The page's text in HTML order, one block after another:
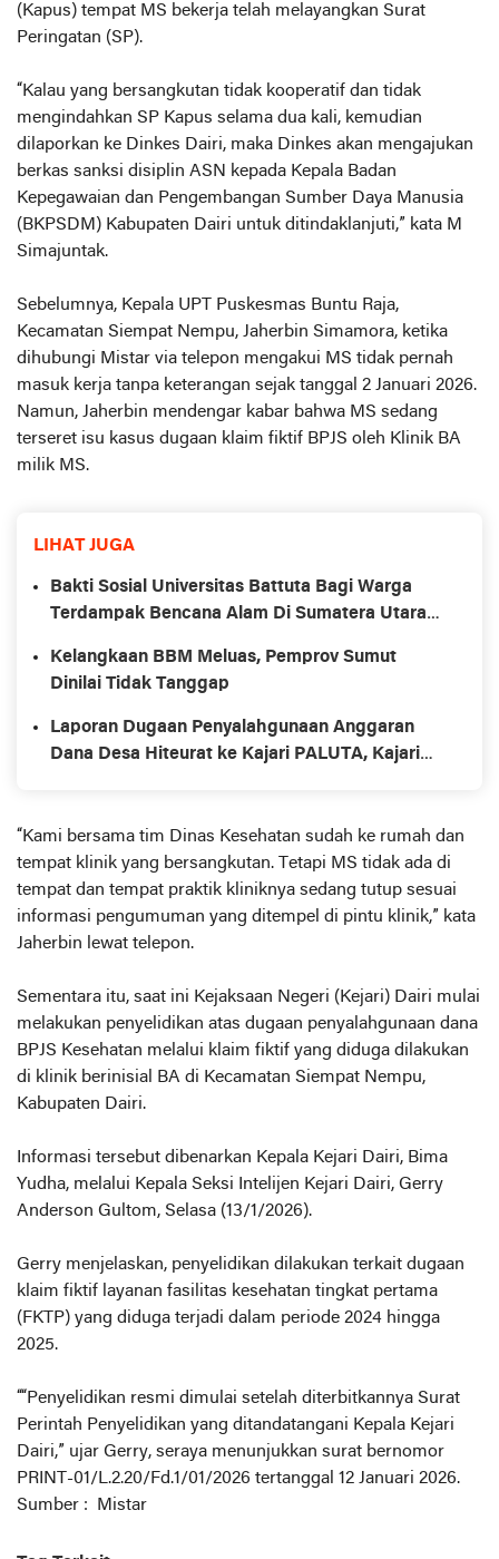
(Kapus) tempat MS bekerja telah melayangkan Surat
Peringatan (SP).
“Kalau yang bersangkutan tidak kooperatif dan tidak
mengindahkan SP Kapus selama dua kali, kemudian
dilaporkan ke Dinkes Dairi, maka Dinkes akan mengajukan
berkas sanksi disiplin ASN kepada Kepala Badan
Kepegawaian dan Pengembangan Sumber Daya Manusia
(BKPSDM) Kabupaten Dairi untuk ditindaklanjuti,” kata M
Simajuntak.
Sebelumnya, Kepala UPT Puskesmas Buntu Raja,
Kecamatan Siempat Nempu, Jaherbin Simamora, ketika
dihubungi Mistar via telepon mengakui MS tidak pernah
masuk kerja tanpa keterangan sejak tanggal 2 Januari 2026.
Namun, Jaherbin mendengar kabar bahwa MS sedang
terseret isu kasus dugaan klaim fiktif BPJS oleh Klinik BA
milik MS.
LIHAT JUGA
Bakti Sosial Universitas Battuta Bagi Warga
Terdampak Bencana Alam Di Sumatera Utara
Kelangkaan BBM Meluas, Pemprov Sumut
Dinilai Tidak Tanggap
Laporan Dugaan Penyalahgunaan Anggaran
Dana Desa Hiteurat ke Kajari PALUTA, Kajari
“Kami bersama tim Dinas Kesehatan sudah ke rumah dan
tempat klinik yang bersangkutan. Tetapi MS tidak ada di
tempat dan tempat praktik kliniknya sedang tutup sesuai
informasi pengumuman yang ditempel di pintu klinik,” kata
Jaherbin lewat telepon.
Sementara itu, saat ini Kejaksaan Negeri (Kejari) Dairi mulai
melakukan penyelidikan atas dugaan penyalahgunaan dana
BPJS Kesehatan melalui klaim fiktif yang diduga dilakukan
di klinik berinisial BA di Kecamatan Siempat Nempu,
Kabupaten Dairi.
Informasi tersebut dibenarkan Kepala Kejari Dairi, Bima
Yudha, melalui Kepala Seksi Intelijen Kejari Dairi, Gerry
Anderson Gultom, Selasa (13/1/2026).
Gerry menjelaskan, penyelidikan dilakukan terkait dugaan
klaim fiktif layanan fasilitas kesehatan tingkat pertama
(FKTP) yang diduga terjadi dalam periode 2024 hingga
2025.
““Penyelidikan resmi dimulai setelah diterbitkannya Surat
Perintah Penyelidikan yang ditandatangani Kepala Kejari
Dairi,” ujar Gerry, seraya menunjukkan surat bernomor
PRINT-01/L.2.20/Fd.1/01/2026 tertanggal 12 Januari 2026.
Sumber : Mistar